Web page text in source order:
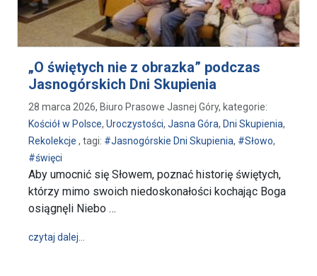
„O świętych nie z obrazka” podczas
Jasnogórskich Dni Skupienia
28 marca 2026, Biuro Prasowe Jasnej Góry, kategorie:
Kościół w Polsce, Uroczystości, Jasna Góra, Dni Skupienia,
Rekolekcje , tagi: #Jasnogórskie Dni Skupienia, #Słowo,
#święci
Aby umocnić się Słowem, poznać historię świętych,
którzy mimo swoich niedoskonałości kochając Boga
osiągnęli Niebo …
czytaj dalej…